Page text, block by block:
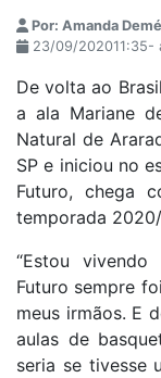
Por: Amanda
23/09/202011:35-
De volta ao
a ala Mariane
Natural de
SP e iniciou no
Futuro, chega
temporada
“Estou
Futuro sempre
meus irmãos. E
aulas de
seria se tivesse